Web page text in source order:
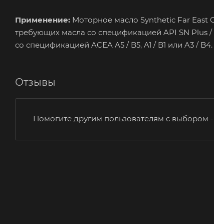
Применение: Моторное масло Synthetic Far East
требующих масла со спецификацией API SN Plus
со спецификацией ACEA A5 / B5, A1 / B1 или A3 / B4.
Отзывы
Помогите другим пользователям с выбором